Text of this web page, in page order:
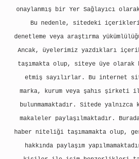
onaylanmış bir Yer Sağlayıcı
Bu nedenle, sitedeki
denetleme veya araştırma
Ancak, üyelerimiz yazdıkları
taşımakta olup, siteye üye olarak
etmiş sayılırlar. Bu internet
marka, kurum veya şahıs şirketi
bulunmamaktadır. Sitede yalnızca
makaleler paylaşılmaktadır.
haber niteliği taşımamakta olup,
hakkında paylaşım